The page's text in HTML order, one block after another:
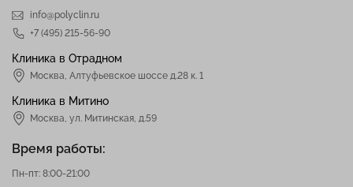
info@polyclin.ru
+7 (495) 215-56-90
Клиника в Отрадном
Москва, Алтуфьевское шоссе д.28 к. 1
Клиника в Митино
Москва, ул. Митинская, д.59
Время работы:
Пн-пт: 8:00-21:00